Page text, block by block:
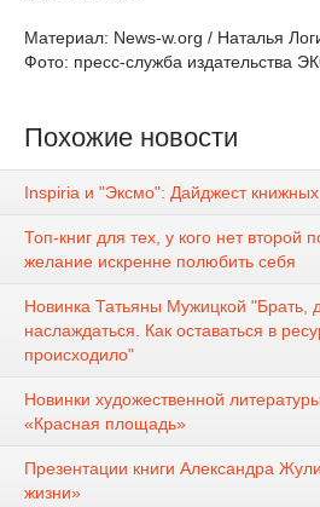
Материал: News-w.org / Наталья
Фото: пресс-служба издательства
Похожие новости
Inspiria и "Эксмо": Дайджест
Топ-книг для тех, у кого нет второй
желание искренне полюбить себя
Новинка Татьяны Мужицкой "Брать,
наслаждаться. Как оставаться в
происходило"
Новинки художественной
«Красная площадь»
Презентации книги Александра
жизни»